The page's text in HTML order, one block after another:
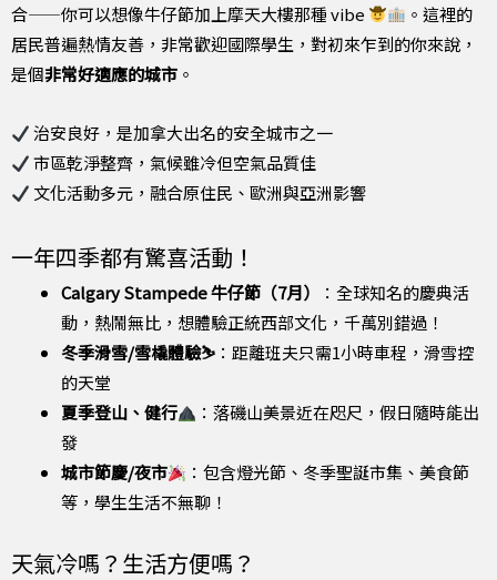
合——你可以想像牛仔節加上摩天大樓那種 vibe
。這裡的
居民普遍熱情友善，非常歡迎國際學生，對初來乍到的你來說，
是個非常好適應的城市 。
治安良好，是加拿大出名的安全城市之一
市區乾淨整齊，氣候雖冷但空氣品質佳
文化活動多元，融合原住民、歐洲與亞洲影響
一年四季都有驚喜活動！
Calgary Stampede 牛仔節（7月）
：全球知名的慶典活
動，熱鬧無比，想體驗正統西部文化，千萬別錯過！
冬季滑雪/雪橇體驗⛷️ ：距離班夫只需1小時車程，滑雪控
的天堂
夏季登山、健行
：落磯山美景近在咫尺，假日隨時能出
發
城市節慶/夜市
：包含燈光節、冬季聖誕市集、美食節
等，學生生活不無聊！
天氣冷嗎？生活方便嗎？